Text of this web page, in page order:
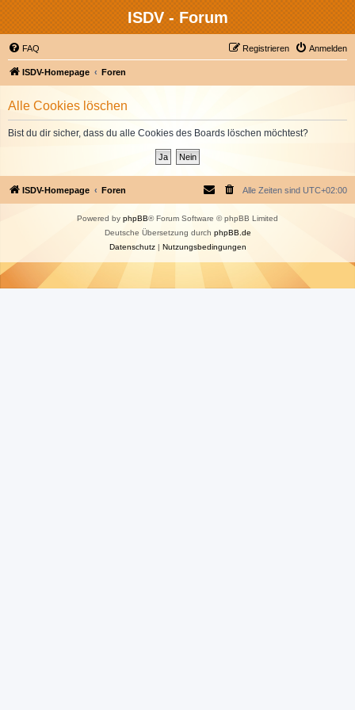
ISDV - Forum
FAQ Anmelden
Registrieren
ISDV-Homepage Foren
Alle Cookies löschen
Bist du dir sicher, dass du alle Cookies des Boards löschen möchtest?
ISDV-Homepage Foren Alle Zeiten sind UTC+02:00
Powered by phpBB® Forum Software © phpBB Limited
Deutsche Übersetzung durch phpBB.de
Datenschutz| Nutzungsbedingungen